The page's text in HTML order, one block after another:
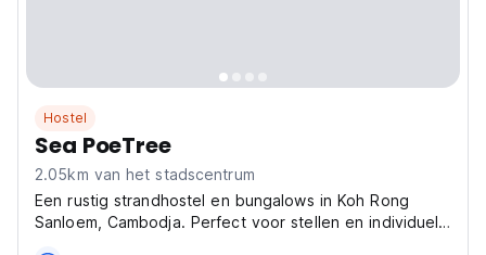
Hostel
Sea PoeTree
2.05km van het stadscentrum
Een rustig strandhostel en bungalows in Koh Rong
Sanloem, Cambodja. Perfect voor stellen en individuele